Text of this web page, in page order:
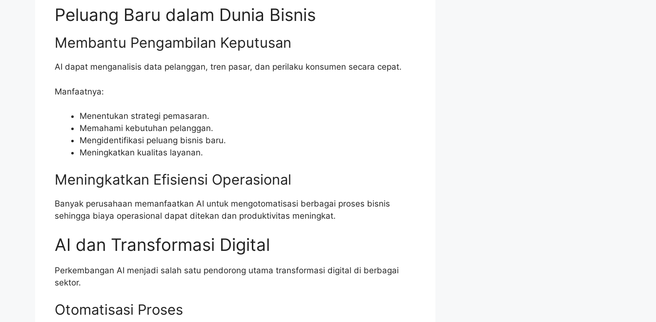
Peluang Baru dalam Dunia Bisnis
Membantu Pengambilan Keputusan
AI dapat menganalisis data pelanggan, tren pasar, dan perilaku konsumen secara cepat.
Manfaatnya:
Menentukan strategi pemasaran.
Memahami kebutuhan pelanggan.
Mengidentifikasi peluang bisnis baru.
Meningkatkan kualitas layanan.
Meningkatkan Efisiensi Operasional
Banyak perusahaan memanfaatkan AI untuk mengotomatisasi berbagai proses bisnis
sehingga biaya operasional dapat ditekan dan produktivitas meningkat.
AI dan Transformasi Digital
Perkembangan AI menjadi salah satu pendorong utama transformasi digital di berbagai
sektor.
Otomatisasi Proses